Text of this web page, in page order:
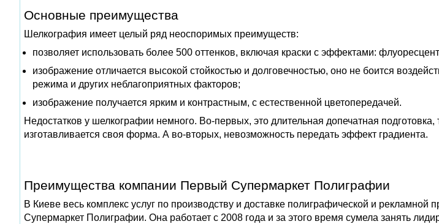
Основные преимущества
Шелкография имеет целый ряд неоспоримых преимуществ:
позволяет использовать более 500 оттенков, включая краски с эффектами:
изображение отличается высокой стойкостью и долговечностью, оно не боится
режима и других неблагоприятных факторов;
изображение получается ярким и контрастным, с естественной цветопередачей.
Недостатков у шелкографии немного. Во-первых, это длительная допечатная подготовка,
изготавливается своя форма. А во-вторых, невозможность передать эффект градиента.
Преимущества компании Первый Супермаркет Полиграфии
В Киеве весь комплекс услуг по производству и доставке полиграфической и рекламной
Супермаркет Полиграфии. Она работает с 2008 года и за этого время сумела занять